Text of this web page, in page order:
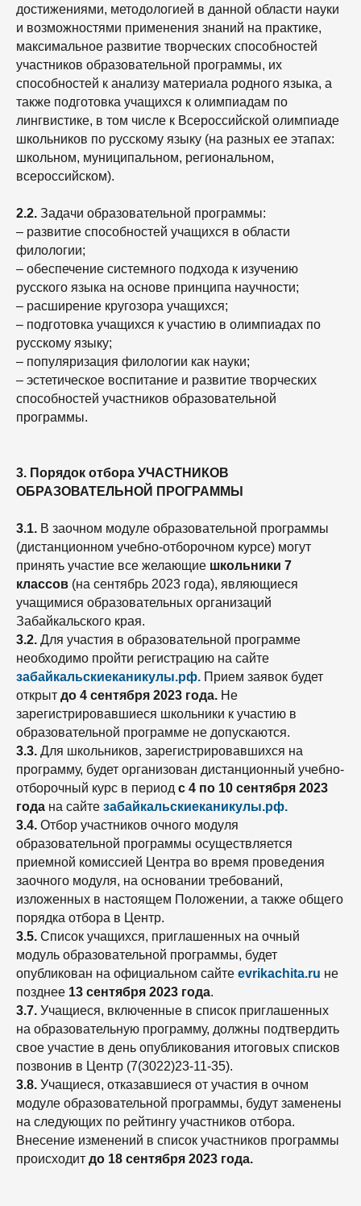
достижениями, методологией в данной области науки
и возможностями применения знаний на практике,
максимальное развитие творческих способностей
участников образовательной программы, их
способностей к анализу материала родного языка, а
также подготовка учащихся к олимпиадам по
лингвистике, в том числе к Всероссийской олимпиаде
школьников по русскому языку (на разных ее этапах:
школьном, муниципальном, региональном,
всероссийском).
2.2. Задачи образовательной программы:
– развитие способностей учащихся в области
филологии;
– обеспечение системного подхода к изучению
русского языка на основе принципа научности;
– расширение кругозора учащихся;
– подготовка учащихся к участию в олимпиадах по
русскому языку;
– популяризация филологии как науки;
– эстетическое воспитание и развитие творческих
способностей участников образовательной
программы.
3. Порядок отбора УЧАСТНИКОВ
ОБРАЗОВАТЕЛЬНОЙ ПРОГРАММЫ
3.1. В заочном модуле образовательной программы
(дистанционном учебно-отборочном курсе) могут
принять участие все желающие школьники 7
классов (на сентябрь 2023 года), являющиеся
учащимися образовательных организаций
Забайкальского края.
3.2. Для участия в образовательной программе
необходимо пройти регистрацию на сайте
забайкальскиеканикулы.рф. Прием заявок будет
открыт до 4 сентября 2023 года. Не
зарегистрировавшиеся школьники к участию в
образовательной программе не допускаются.
3.3. Для школьников, зарегистрировавшихся на
программу, будет организован дистанционный учебно-
отборочный курс в период с 4 по 10 сентября 2023
года на сайте забайкальскиеканикулы.рф.
3.4. Отбор участников очного модуля
образовательной программы осуществляется
приемной комиссией Центра во время проведения
заочного модуля, на основании требований,
изложенных в настоящем Положении, а также общего
порядка отбора в Центр.
3.5. Список учащихся, приглашенных на очный
модуль образовательной программы, будет
опубликован на официальном сайте evrikachita.ru не
позднее 13 сентября 2023 года.
3.7. Учащиеся, включенные в список приглашенных
на образовательную программу, должны подтвердить
свое участие в день опубликования итоговых списков
позвонив в Центр (7(3022)23-11-35).
3.8. Учащиеся, отказавшиеся от участия в очном
модуле образовательной программы, будут заменены
на следующих по рейтингу участников отбора.
Внесение изменений в список участников программы
происходит до 18 сентября 2023 года.